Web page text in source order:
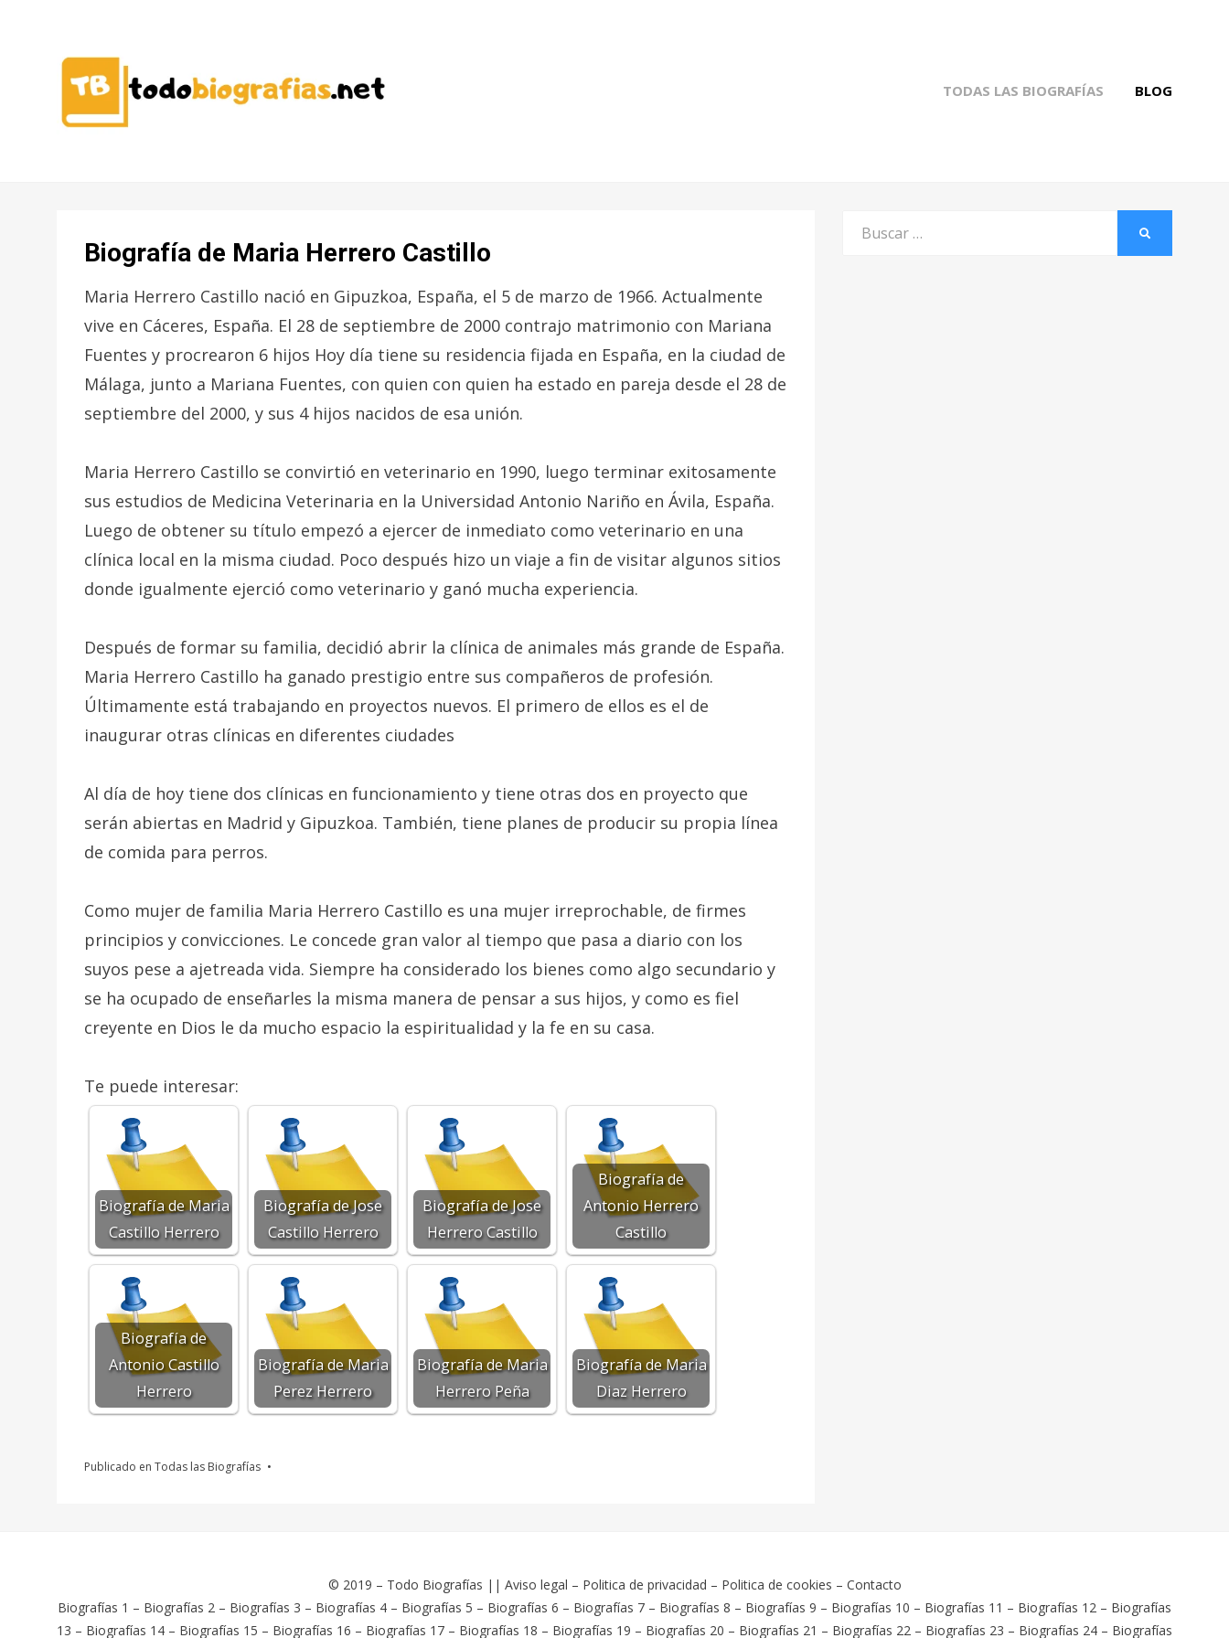
TODAS LAS BIOGRAFÍAS BLOG
Biografía de Maria Herrero Castillo
Maria Herrero Castillo nació en Gipuzkoa, España, el 5 de marzo de 1966. Actualmente
vive en Cáceres, España. El 28 de septiembre de 2000 contrajo matrimonio con Mariana
Fuentes y procrearon 6 hijos Hoy día tiene su residencia fijada en España, en la ciudad de
Málaga, junto a Mariana Fuentes, con quien con quien ha estado en pareja desde el 28 de
septiembre del 2000, y sus 4 hijos nacidos de esa unión.
Maria Herrero Castillo se convirtió en veterinario en 1990, luego terminar exitosamente
sus estudios de Medicina Veterinaria en la Universidad Antonio Nariño en Ávila, España.
Luego de obtener su título empezó a ejercer de inmediato como veterinario en una
clínica local en la misma ciudad. Poco después hizo un viaje a fin de visitar algunos sitios
donde igualmente ejerció como veterinario y ganó mucha experiencia.
Después de formar su familia, decidió abrir la clínica de animales más grande de España.
Maria Herrero Castillo ha ganado prestigio entre sus compañeros de profesión.
Últimamente está trabajando en proyectos nuevos. El primero de ellos es el de
inaugurar otras clínicas en diferentes ciudades
Al día de hoy tiene dos clínicas en funcionamiento y tiene otras dos en proyecto que
serán abiertas en Madrid y Gipuzkoa. También, tiene planes de producir su propia línea
de comida para perros.
Como mujer de familia Maria Herrero Castillo es una mujer irreprochable, de firmes
principios y convicciones. Le concede gran valor al tiempo que pasa a diario con los
suyos pese a ajetreada vida. Siempre ha considerado los bienes como algo secundario y
se ha ocupado de enseñarles la misma manera de pensar a sus hijos, y como es fiel
creyente en Dios le da mucho espacio la espiritualidad y la fe en su casa.
Te puede interesar:
Biografía de Maria
Castillo Herrero
Biografía de Jose
Castillo Herrero
Biografía de Jose
Herrero Castillo
Biografía de
Antonio Herrero
Castillo
Biografía de
Antonio Castillo
Herrero
Biografía de Maria
Perez Herrero
Biografía de Maria
Herrero Peña
Biografía de Maria
Diaz Herrero
Publicado en Todas las Biografías
Buscar
© 2019 – Todo Biografías || Aviso legal – Politica de privacidad – Politica de cookies – Contacto
Biografías 1 – Biografías 2 – Biografías 3 – Biografías 4 – Biografías 5 – Biografías 6 – Biografías 7 – Biografías 8 – Biografías 9 – Biografías 10 – Biografías 11 – Biografías 12 – Biografías
13 – Biografías 14 – Biografías 15 – Biografías 16 – Biografías 17 – Biografías 18 – Biografías 19 – Biografías 20 – Biografías 21 – Biografías 22 – Biografías 23 – Biografías 24 – Biografías